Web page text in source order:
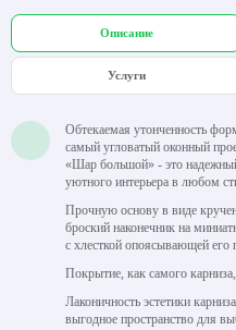
Описание
Услуги
Обтекаемая утонченность
самый угловатый оконный
«Шар большой» - это
уютного интерьера в любом
Прочную основу в виде
броский наконечник на
с хлесткой опоясывающей его
Покрытие, как самого
Лаконичность эстетики
выгодное пространство для